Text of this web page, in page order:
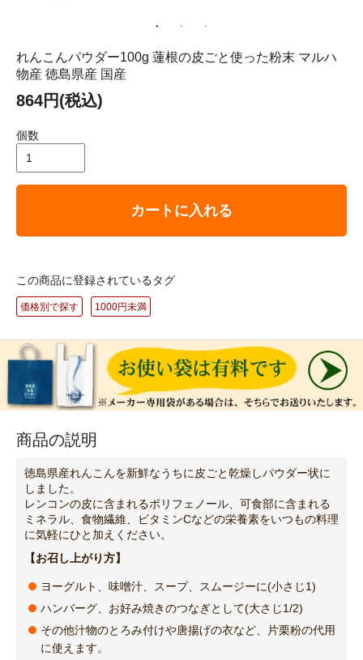
れんこんパウダー100g 蓮根の皮ごと使った粉末 マルハ
物産 徳島県産 国産
864円(税込)
個数
カートに入れる
この商品に登録されているタグ
価格別で探す 1000円未満
商品の説明
徳島県産れんこんを新鮮なうちに皮ごと乾燥しパウダー状に
しました。
レンコンの皮に含まれるポリフェノール、可食部に含まれる
ミネラル、食物繊維、ビタミンCなどの栄養素をいつもの料理
に気軽にひと加えください。
【お召し上がり方】
ヨーグルト、味噌汁、スープ、スムージーに(小さじ1)
ハンバーグ、お好み焼きのつなぎとして(大さじ1/2)
その他汁物のとろみ付けや唐揚げの衣など、片栗粉の代用
に使えます。